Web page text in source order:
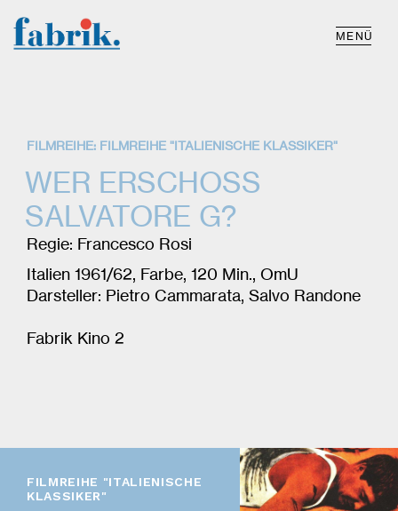
MENÜ
FILMREIHE: FILMREIHE "ITALIENISCHE KLASSIKER"
WER ERSCHOSS
SALVATORE G?
Regie: Francesco Rosi
Italien 1961/62, Farbe, 120 Min., OmU
Darsteller: Pietro Cammarata, Salvo Randone
Fabrik Kino 2
FILMREIHE "ITALIENISCHE
KLASSIKER"